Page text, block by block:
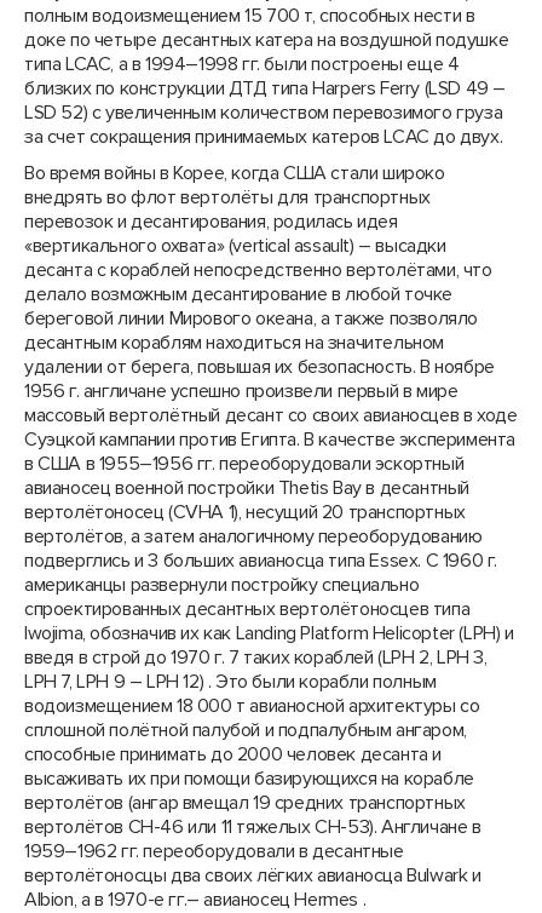
полным водоизмещением 15 700 т, способных нести в
доке по четыре десантных катера на воздушной подушке
типа LCAC, а в 1994–1998 гг. были построены еще 4
близких по конструкции ДТД типа Harpers Ferry (LSD 49 –
LSD 52) с увеличенным количеством перевозимого груза
за счет сокращения принимаемых катеров LCAC до двух.
Во время войны в Корее, когда США стали широко
внедрять во флот вертолёты для транспортных
перевозок и десантирования, родилась идея
«вертикального охвата» (vertical assault) – высадки
десанта с кораблей непосредственно вертолётами, что
делало возможным десантирование в любой точке
береговой линии Мирового океана, а также позволяло
десантным кораблям находиться на значительном
удалении от берега, повышая их безопасность. В ноябре
1956 г. англичане успешно произвели первый в мире
массовый вертолётный десант со своих авианосцев в ходе
Суэцкой кампании против Египта. В качестве эксперимента
в США в 1955–1956 гг. переоборудовали эскортный
авианосец военной постройки Thetis Bay в десантный
вертолётоносец (CVHA 1), несущий 20 транспортных
вертолётов, а затем аналогичному переоборудованию
подверглись и 3 больших авианосца типа Essex. С 1960 г.
американцы развернули постройку специально
спроектированных десантных вертолётоносцев типа
Iwojima, обозначив их как Landing Platform Helicopter (LPH) и
введя в строй до 1970 г. 7 таких кораблей (LPH 2, LPH 3,
LPH 7, LPH 9 – LPH 12) . Это были корабли полным
водоизмещением 18 000 т авианосной архитектуры со
сплошной полётной палубой и подпалубным ангаром,
способные принимать до 2000 человек десанта и
высаживать их при помощи базирующихся на корабле
вертолётов (ангар вмещал 19 средних транспортных
вертолётов СН-46 или 11 тяжелых CH-53). Англичане в
1959–1962 гг. переоборудовали в десантные
вертолётоносцы два своих лёгких авианосца Bulwark и
Albion, а в 1970-е гг.– авианосец Hermes .